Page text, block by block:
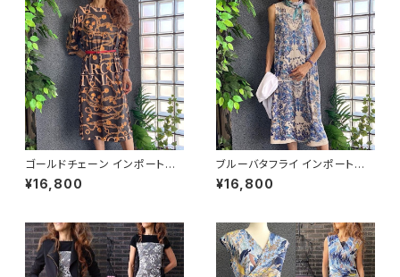
ゴールドチェーン インポートワ
ンピース｜ストレッチジャージ
七分袖ワンピース｜ブラック
¥16,800
ブルーバタフライ インポートワ
ンピース｜ストレッチジャージミ
モレ・ミディ丈ワンピース｜ブル
¥16,800